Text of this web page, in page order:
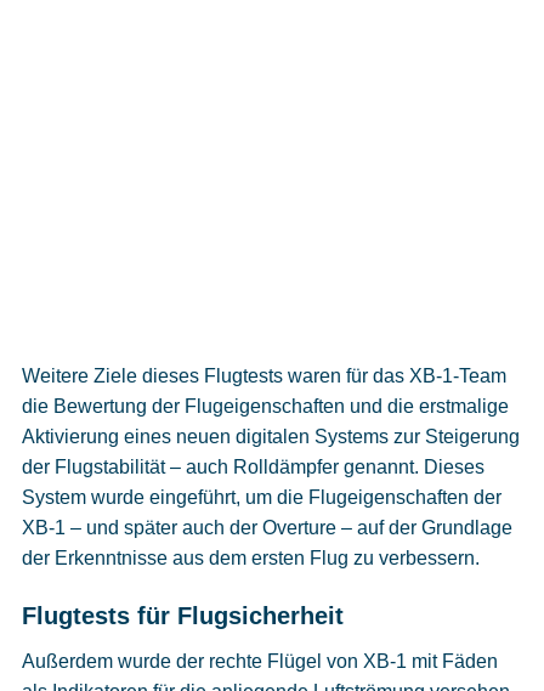
Weitere Ziele dieses Flugtests waren für das XB-1-Team
die Bewertung der Flugeigenschaften und die erstmalige
Aktivierung eines neuen digitalen Systems zur Steigerung
der Flugstabilität – auch Rolldämpfer genannt. Dieses
System wurde eingeführt, um die Flugeigenschaften der
XB-1 – und später auch der Overture – auf der Grundlage
der Erkenntnisse aus dem ersten Flug zu verbessern.
Flugtests für Flugsicherheit
Außerdem wurde der rechte Flügel von XB-1 mit Fäden